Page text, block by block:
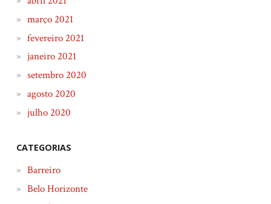
março 2021
fevereiro 2021
janeiro 2021
setembro 2020
agosto 2020
julho 2020
CATEGORIAS
Barreiro
Belo Horizonte